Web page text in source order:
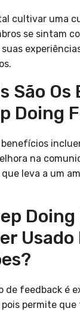
cultivar uma
se sintam
São
Doing
benefícios
na
leva a um
Usado
de feedback é
pois permite